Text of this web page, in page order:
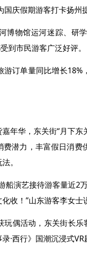
庆假期游客打卡扬州
博物馆运河迷踪、研
到市民游客广泛好评。
订单量同比增长
年华，东关街“月下东
潜力，丰富假日消
。
船演艺接待游客量近2
收！”山东游客李女士
偶活动，东关街长
·西行》国潮沉浸式